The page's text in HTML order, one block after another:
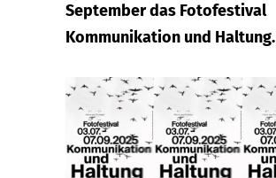
September das Fotofestival
Kommunikation und Haltung.